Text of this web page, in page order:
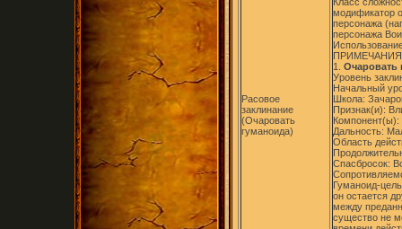
Расовое
заклинание
(Очаровать
гуманоида)
модификатор
персонажа
персонажа
1. Очаровать
Уровень
Начальный
Школа:
Признак(и):
Компонент(ы):
Дальность:
Область
Спасбросок:
Гуманоид-
он остается
между
существо не